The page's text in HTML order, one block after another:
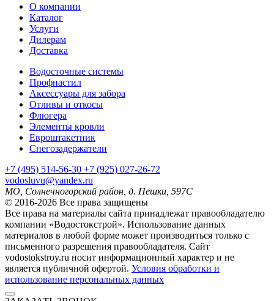
О компании
Каталог
Услуги
Дилерам
Доставка
Водосточные системы
Профнастил
Аксессуары для забора
Отливы и откосы
Флюгера
Элементы кровли
Евроштакетник
Снегозадержатели
+7 (495) 514-56-30 +7 (925) 027-26-72
vodosluvu@yandex.ru
МО, Солнечногорский район, д. Пешки, 597С
© 2016-2026 Все права защищены
Все права на материалы сайта принадлежат правообладателю
компании «Водостокстрой». Использование данных
материалов в любой форме может производиться только с
письменного разрешения правообладателя. Сайт
vodostokstroy.ru носит информационный характер и не
является публичной офертой. Условия обработки и
использование персональных данных